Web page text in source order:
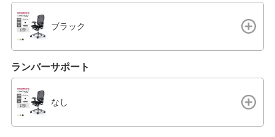
ブラック
ランバーサポート
なし